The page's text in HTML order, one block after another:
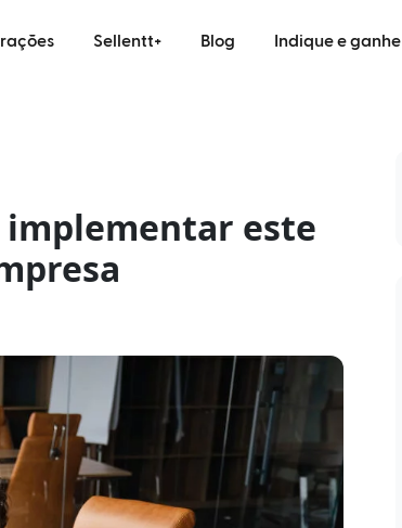
Sellentt+ Blog Indique e ganhe
implementar este